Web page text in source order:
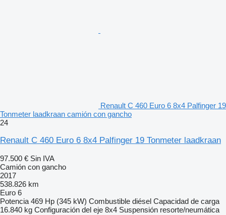
Renault C 460 Euro 6 8x4 Palfinger 19
Tonmeter laadkraan camión con gancho
24
Renault C 460 Euro 6 8x4 Palfinger 19 Tonmeter laadkraan
97.500 € Sin IVA
Camión con gancho
2017
538.826 km
Euro 6
Potencia 469 Hp (345 kW) Combustible diésel Capacidad de carga
16.840 kg Configuración del eje 8x4 Suspensión resorte/neumática